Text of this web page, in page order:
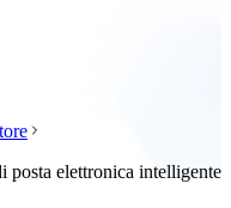
elettronica intelligente